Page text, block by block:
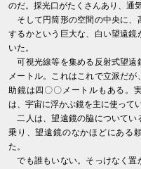
のだ。採光口がたくさんあり、通
そして円筒形の空間の中央に、
するかという巨大な、白い望遠鏡
いた。
可視光線等を集める反射式望遠
メートル。これはこれで立派だ
助鏡は四〇〇メートルもある。
は、宇宙に浮かぶ鏡を主に使ってい
二人は、望遠鏡の脇についてい
乗り、望遠鏡のなかほどにある
た。
でも誰もいない。そっけなく置